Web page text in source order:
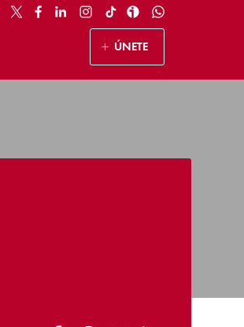
ÚNETE